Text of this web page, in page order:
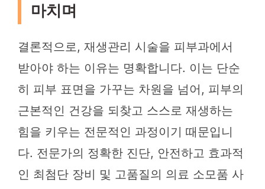
마치며
결론적으로, 재생관리 시술을 피부과에서
받아야 하는 이유는 명확합니다. 이는 단순
히 피부 표면을 가꾸는 차원을 넘어, 피부의
근본적인 건강을 되찾고 스스로 재생하는
힘을 키우는 전문적인 과정이기 때문입니
다. 전문가의 정확한 진단, 안전하고 효과적
인 최첨단 장비 및 고품질의 의료 소모품 사